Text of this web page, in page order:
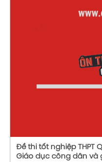
Đề thi tốt nghiệp THPT
Giáo dục công dân và